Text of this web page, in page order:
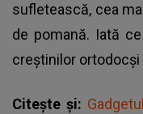
sufletească, cea
de pomană. Iată
creștinilor ortodocși
Citește și: